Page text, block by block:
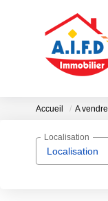
Accueil A vendre
Localisation
Localisation